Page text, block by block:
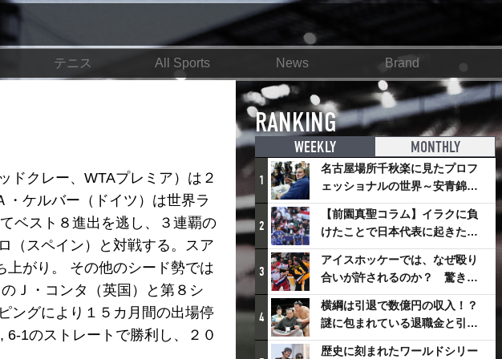
テニス All Sports News Brand
ドクレー、WTAプレミア）は２
ケルバー（ドイツ）は世界ラ
ベスト８進出を逃し、３連覇の
（スペイン）と対戦する。スア
上がり。 その他のシード勢では
Ｊ・コンタ（英国）と第８シ
ングにより１５カ月間の出場停
1のストレートで勝利し、２０
RANKING
WEEKLY MONTHLY
1
名古屋場所千秋楽に見たプロフ
ェッショナルの世界～安青錦の
優勝を巡るさまざまなドラマ
2
【前園真聖コラム】イラクに負
けたことで日本代表に起きたプ
ラスとは
3
アイスホッケーでは、なぜ殴り
合いが許されるのか？ 驚きの
「ファイティング」ルールにつ
いて
4
横綱は引退で数億円の収入！？
謎に包まれている退職金と引退
相撲興行
歴史に刻まれたワールドシリー